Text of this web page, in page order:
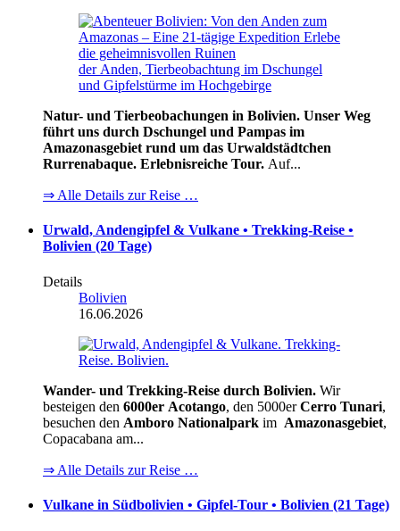
Natur- und Tierbeobachungen in Bolivien. Unser Weg
führt uns durch Dschungel und Pampas im
Amazonasgebiet rund um das Urwaldstädtchen
Rurrenabaque. Erlebnisreiche Tour. Auf...
⇒ Alle Details zur Reise …
Urwald, Andengipfel & Vulkane • Trekking-Reise •
Bolivien (20 Tage)
Details
Bolivien
16.06.2026
Wander- und Trekking-Reise durch Bolivien. Wir
besteigen den 6000er Acotango, den 5000erCerro Tunari,
besuchen den Amboro Nationalpark im Amazonasgebiet,
Copacabana am...
⇒ Alle Details zur Reise …
Vulkane in Südbolivien • Gipfel-Tour • Bolivien (21 Tage)